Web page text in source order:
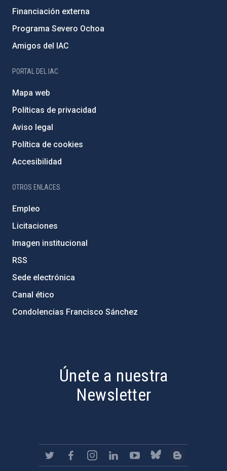
Financiación externa
Programa Severo Ochoa
Amigos del IAC
PORTAL DEL IAC
Mapa web
Políticas de privacidad
Aviso legal
Política de cookies
Accesibilidad
OTROS ENLACES
Empleo
Licitaciones
Imagen institucional
RSS
Sede electrónica
Canal ético
Condolencias Francisco Sánchez
Únete a nuestra
Newsletter